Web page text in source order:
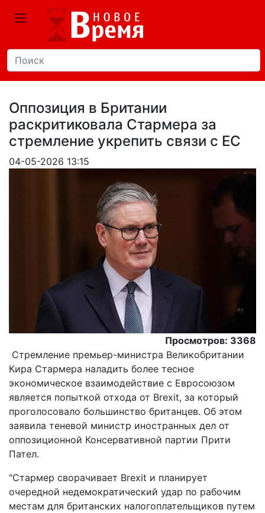
Оппозиция в Британии
раскритиковала Стармера за
стремление укрепить связи с ЕС
04-05-2026 13:15
Просмотров: 3368
Стремление премьер-министра Великобритании
Кира Стармера наладить более тесное
экономическое взаимодействие с Евросоюзом
является попыткой отхода от Brexit, за который
проголосовало большинство британцев. Об этом
заявила теневой министр иностранных дел от
оппозиционной Консервативной партии Прити
Пател.
"Стармер сворачивает Brexit и планирует
очередной недемократический удар по рабочим
местам для британских налогоплательщиков путем